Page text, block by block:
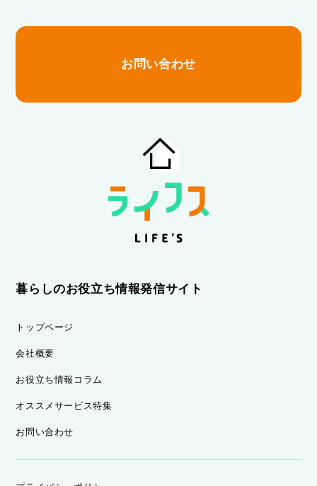
お問い合わせ
暮らしのお役立ち情報発信サイト
トップページ
会社概要
お役立ち情報コラム
オススメサービス特集
お問い合わせ